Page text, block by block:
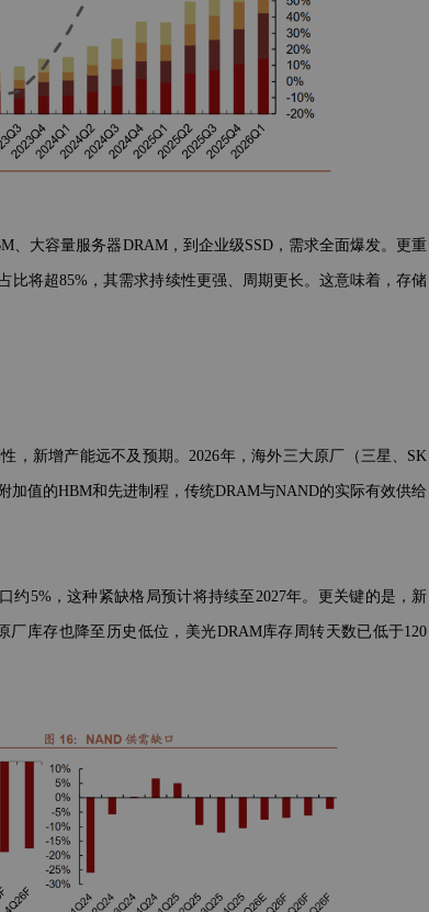
、大容量服务器DRAM，到企业级SSD，需求全面爆发。更重
比将超85%，其需求持续性更强、周期更长。这意味着，存储
，新增产能远不及预期。2026年，海外三大原厂（三星、SK
值的HBM和先进制程，传统DRAM与NAND的实际有效供给
约5%，这种紧缺格局预计将持续至2027年。更关键的是，新
库存也降至历史低位，美光DRAM库存周转天数已低于120